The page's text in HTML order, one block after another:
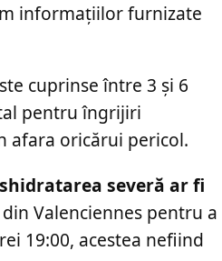
informațiilor furnizate
cuprinse între 3 și 6
pentru îngrijiri
afara oricărui pericol.
severă ar fi
Valenciennes pentru a
19:00, acestea nefiind